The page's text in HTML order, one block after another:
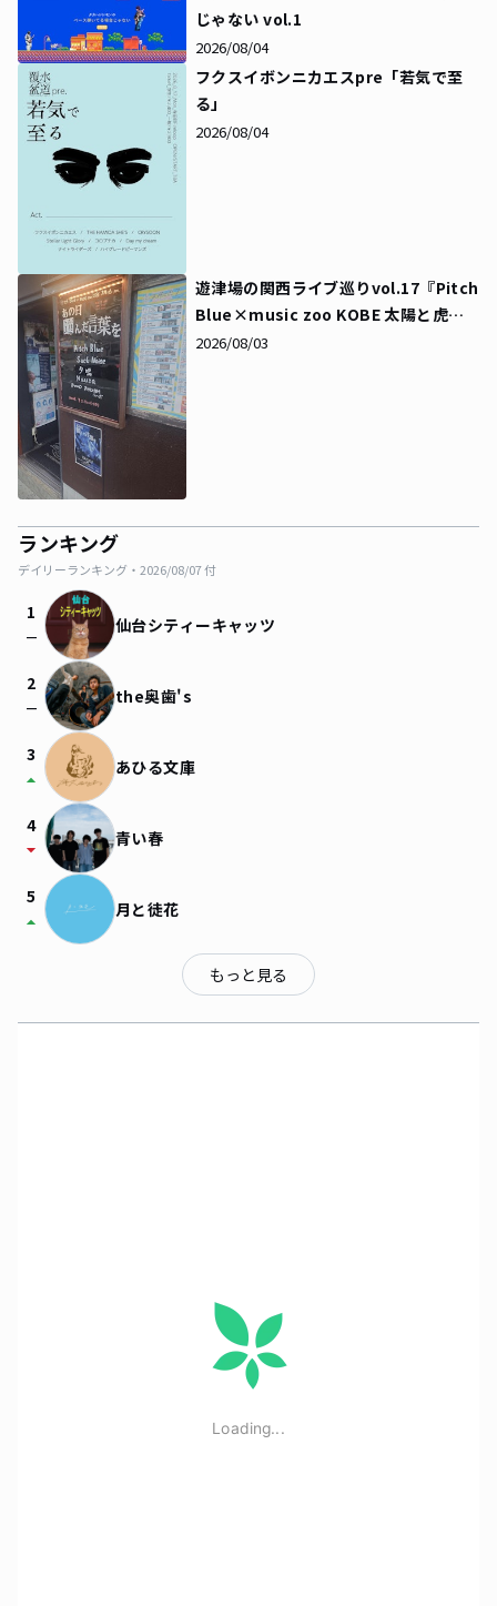
じゃない vol.1
2026/08/04
フクスイボンニカエスpre「若気で至
る」
2026/08/04
遊津場の関西ライブ巡りvol.17『Pitch
Blue×music zoo KOBE 太陽と虎
pre「あの日選んだ言葉を」』
2026/08/03
ランキング
デイリーランキング・ 2026/08/07付
1
check_indeterminate_small 仙台シティーキャッツ
2
check_indeterminate_small the奥歯's
3
arrow_drop_up あひる文庫
4
arrow_drop_down 青い春
5
arrow_drop_up 月と徒花
もっと見る